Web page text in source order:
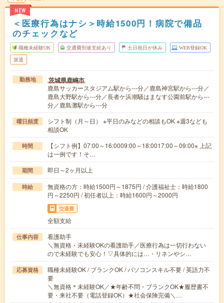
NEW
＜医療行為はナシ＞時給1500円！病院で備品
のチェックなど
職種未経験OK 交通費別途支給あり 土日祝日が休み WEB登録OK
派遣
勤務地 茨城県鹿嶋市
鹿島サッカースタジアム駅から---分／鹿島神宮駅から---分／
鹿島大野駅から---分／長者ケ浜潮騒はまなす公園前駅から---
分／鹿島灘駅から---分
曜日頻度
シフト制（月～日） ※平日のみなどの相談もOK ※週3なども
相談OK
時間
【シフト例】07:00～16:0009:00～18:0017:00～09:00※ 上記
は一例です！そ…
期間 即日～2ヶ月以上
時給
無資格の方：時給1500円～1875円 / 介護福祉士：時給1800
円～2250円 / 初任者以上：時給1600円～2000円
交通費
全額支給
仕事内容
看護助手
＼無資格・未経験OKの看護助手／医療行為は一切行わない
ので未経験でも安心！▽具体的には…・リネンやシ…
応募資格
職種未経験OK / ブランクOK / パソコンスキル不要 / 英語力不
要
＼無資格＊未経験OK／★年齢不問・ブランクOK★履歴書不
要・来社不要（電話登録OK）★社会保険完備＼…